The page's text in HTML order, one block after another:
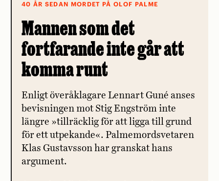
40 ÅR SEDAN MORDET PÅ OLOF PALME
Mannen som det
fortfarande inte går att
komma runt
Enligt överåklagare Lennart Guné anses
bevisningen mot Stig Engström inte
längre »tillräcklig för att ligga till grund
för ett utpekande«. Palmemordsvetaren
Klas Gustavsson har granskat hans
argument.